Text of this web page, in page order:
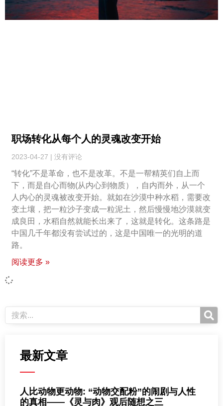
职场转化从每个人的灵魂改变开始
2023-04-27 没有评论
“转化”不是革命，也不是改革。不是一帮精英们自上而
下，而是自心而物(从内心到物质），自内而外，从一个
人内心的灵魂被改变开始。就如在沙漠中种水稻，需要改
变土壤，把一粒沙子变成一粒泥土，然后慢慢地沙漠就变
成良田，水稻自然就能长出来了，这就是转化。这条路是
中国几千年都没有尝试过的，这是中国唯一的光明的道
路。
阅读更多 »
最新文章
人比动物更动物: “动物交配粉”的闹剧与人性
的真相——《灵与肉》观后随想之三